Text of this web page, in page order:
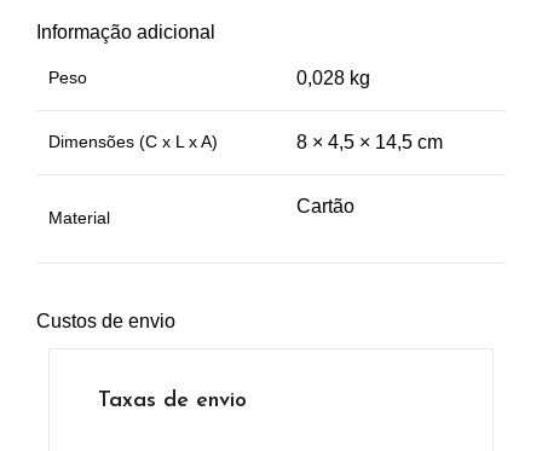
Informação adicional
Peso 0,028 kg
Dimensões (C x L x A) 8 × 4,5 × 14,5 cm
Material
Cartão
Custos de envio
Taxas de envio